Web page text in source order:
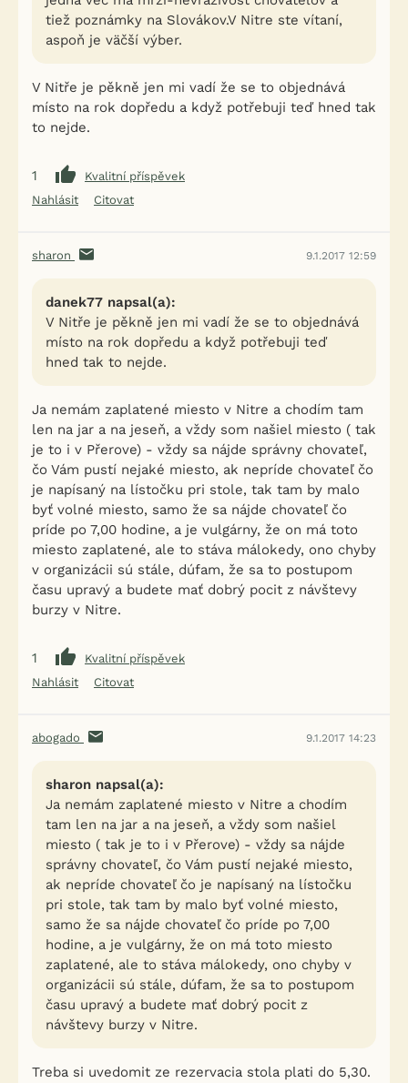
tiež poznámky na Slovákov.V Nitre ste vítaní,
aspoň je väčší výber.
V Nitře je pěkně jen mi vadí že se to objednává
místo na rok dopředu a když potřebuji teď hned tak
to nejde.
1
Kvalitní příspěvek
Nahlásit
Citovat
sharon 9.1.2017 12:59
danek77 napsal(a):
V Nitře je pěkně jen mi vadí že se to objednává
místo na rok dopředu a když potřebuji teď
hned tak to nejde.
Ja nemám zaplatené miesto v Nitre a chodím tam
len na jar a na jeseň, a vždy som našiel miesto ( tak
je to i v Přerove) - vždy sa nájde správny chovateľ,
čo Vám pustí nejaké miesto, ak nepríde chovateľ čo
je napísaný na lístočku pri stole, tak tam by malo
byť volné miesto, samo že sa nájde chovateľ čo
príde po 7,00 hodine, a je vulgárny, že on má toto
miesto zaplatené, ale to stáva málokedy, ono chyby
v organizácii sú stále, dúfam, že sa to postupom
času upravý a budete mať dobrý pocit z návštevy
burzy v Nitre.
1
Kvalitní příspěvek
Nahlásit
Citovat
abogado 9.1.2017 14:23
sharon napsal(a):
Ja nemám zaplatené miesto v Nitre a chodím
tam len na jar a na jeseň, a vždy som našiel
miesto ( tak je to i v Přerove) - vždy sa nájde
správny chovateľ, čo Vám pustí nejaké miesto,
ak nepríde chovateľ čo je napísaný na lístočku
pri stole, tak tam by malo byť volné miesto,
samo že sa nájde chovateľ čo príde po 7,00
hodine, a je vulgárny, že on má toto miesto
zaplatené, ale to stáva málokedy, ono chyby v
organizácii sú stále, dúfam, že sa to postupom
času upravý a budete mať dobrý pocit z
návštevy burzy v Nitre.
Treba si uvedomit ze rezervacia stola plati do 5,30.